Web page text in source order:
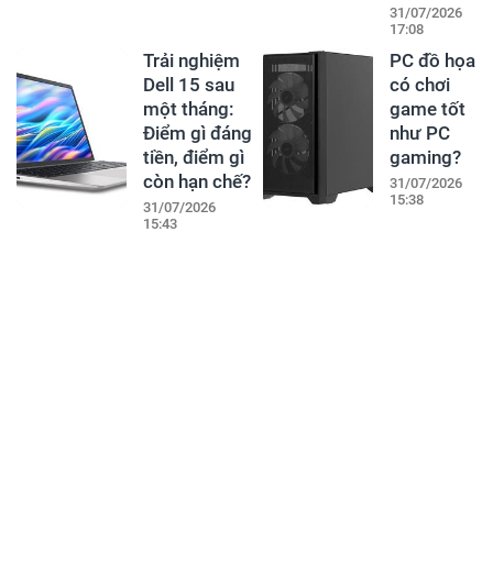
31/07/2026
17:08
Trải nghiệm
Dell 15 sau
một tháng:
Điểm gì đáng
tiền, điểm gì
còn hạn chế?
31/07/2026
15:43
PC đồ họa
có chơi
game tốt
như PC
gaming?
31/07/2026
15:38